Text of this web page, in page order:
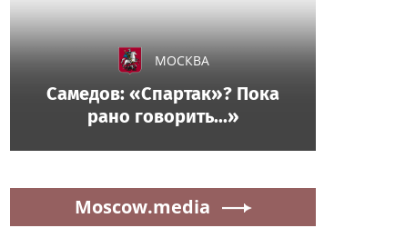
МОСКВА
Самедов: «Спартак»? Пока
рано говорить...»
Moscow.media